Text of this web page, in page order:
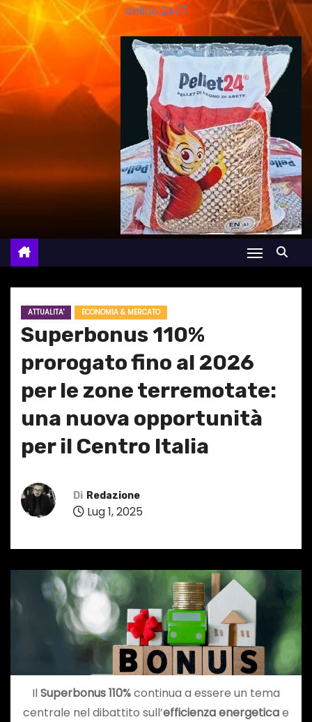
online 24/7
ATTUALITA' ECONOMIA & MERCATO
Superbonus 110%
prorogato fino al 2026
per le zone terremotate:
una nuova opportunità
per il Centro Italia
Di Redazione
Lug 1, 2025
IlSuperbonus 110%continua a essere un tema
centrale nel dibattito sull’efficienza energeticae